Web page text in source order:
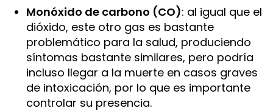
Monóxido de carbono (CO): al igual que el
dióxido, este otro gas es bastante
problemático para la salud, produciendo
síntomas bastante similares, pero podría
incluso llegar a la muerte en casos graves
de intoxicación, por lo que es importante
controlar su presencia.